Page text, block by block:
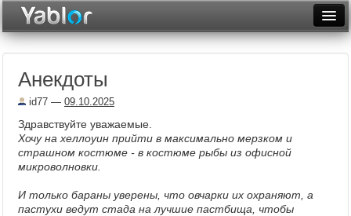
Рейтинги
Фототоп
Анекдоты
id77 — 09.10.2025
Здравствуйте уважаемые.
Хочу на хеллоуин прийти в максимально мерзком и
страшном костюме - в костюме рыбы из офисной
микроволновки.
И только бараны уверены, что овчарки их охраняют, а
пастухи ведут стада на лучшие пастбища, чтобы